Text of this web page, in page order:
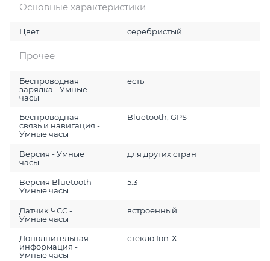
Основные характеристики
Цвет серебристый
Прочее
Беспроводная
зарядка - Умные
часы
есть
Беспроводная
связь и навигация -
Умные часы
Bluetooth, GPS
Версия - Умные
часы
для других стран
Версия Bluetooth -
Умные часы
5.3
Датчик ЧСС -
Умные часы
встроенный
Дополнительная
информация -
Умные часы
стекло Ion-X